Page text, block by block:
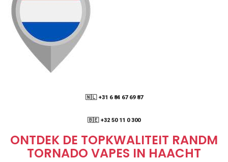
🇳🇱 +31 6 84 67 69 87
🇧🇪 +32 50 11 0 300
ONTDEK DE TOPKWALITEIT RANDM
TORNADO VAPES IN HAACHT